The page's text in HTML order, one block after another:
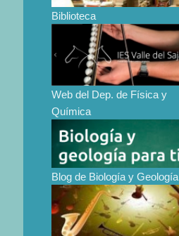
Biblioteca
Web del Dep. de Física y
Química
Blog de Biología y Geología